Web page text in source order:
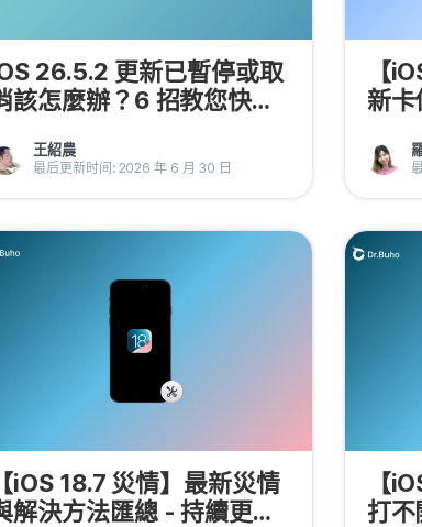
26.5.2 更新已暫停或取
該怎麼辦？6 招教您快速
王紹農
最后更新时间: 2026 年 6 月 30 日
【
新卡
【iOS 18.7 災情】最新災情
解決方法匯總 - 持續更新
【
打不